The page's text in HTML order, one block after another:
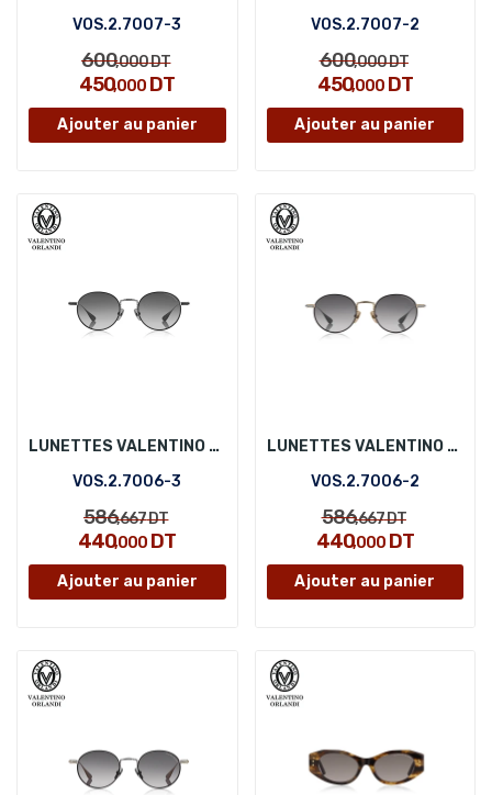
VOS.2.7007-3
600,000DT
450,000 DT
Ajouter au panier
VOS.2.7007-2
600,000DT
450,000DT
Ajouter au panier
LUNETTES VALENTINO ORLANDI VOS.2.7006-3
VOS.2.7006-3
586,667DT
440,000 DT
Ajouter au panier
LUNETTES VALENTINO ORLANDI VOS.2.7006-2
VOS.2.7006-2
586,667DT
440,000DT
Ajouter au panier